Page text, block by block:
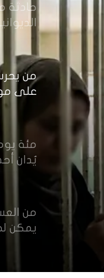
حادثة
احتجاز
من
على
أمام
الثقة
مئة
يُدان
من
يمكن